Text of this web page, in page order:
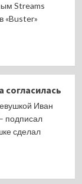
Streams
«Buster»
Иван
подписал
сделал